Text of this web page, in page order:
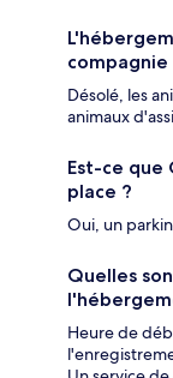
compagnie
Désolé, les
animaux
Est-ce que
place ?
Oui, un
Quelles
Heure de